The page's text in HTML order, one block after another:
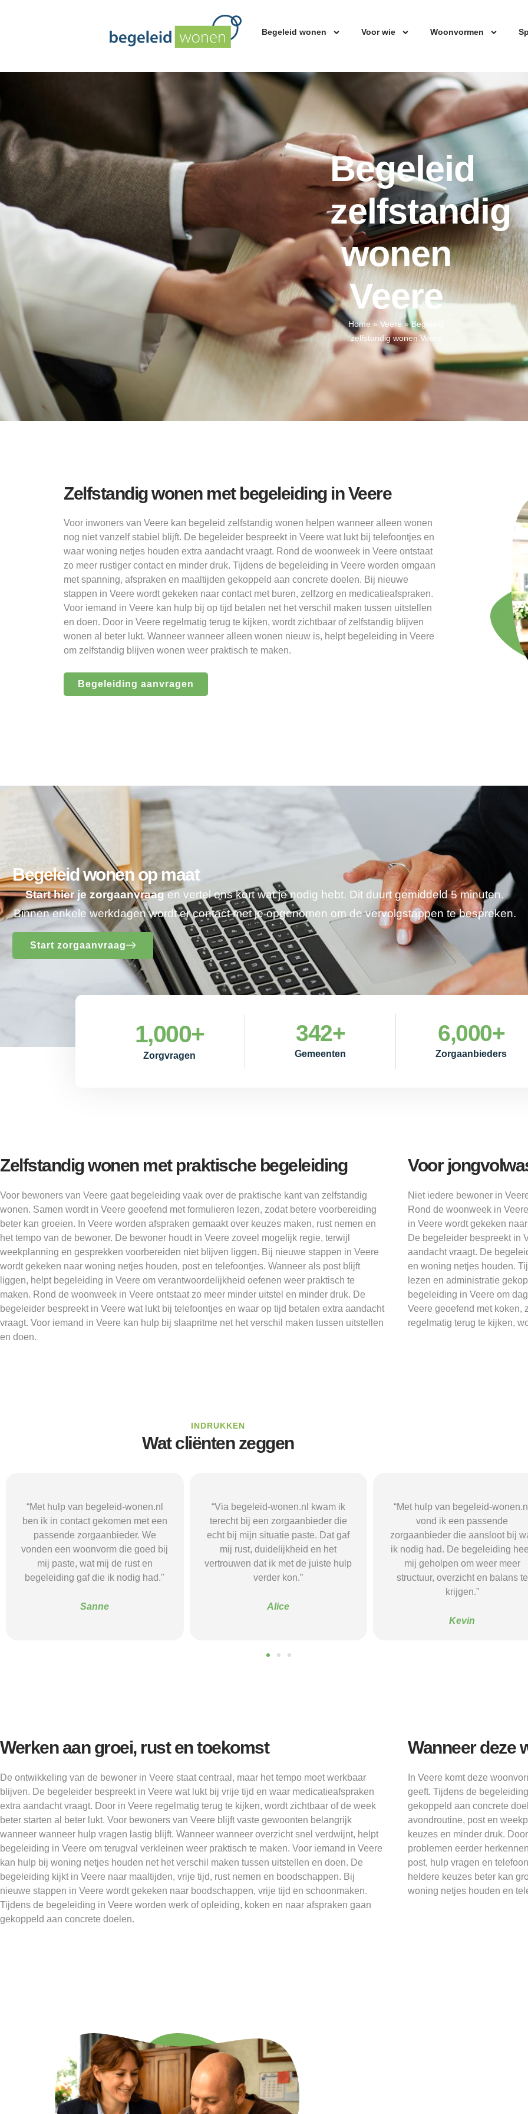
Begeleid wonen Voor wie Woonvormen
Begeleid
zelfstandig
wonen
Veere
Home » Veere »Begeleid
zelfstandig wonen Veere
Zelfstandig wonen met begeleiding in Veere
Voor inwoners van Veere kan begeleid zelfstandig wonen helpen wanneer alleen wonen
nog niet vanzelf stabiel blijft. De begeleider bespreekt in Veere wat lukt bij telefoontjes en
waar woning netjes houden extra aandacht vraagt. Rond de woonweek in Veere ontstaat
zo meer rustiger contact en minder druk. Tijdens de begeleiding in Veere worden omgaan
met spanning, afspraken en maaltijden gekoppeld aan concrete doelen. Bij nieuwe
stappen in Veere wordt gekeken naar contact met buren, zelfzorg en medicatieafspraken.
Voor iemand in Veere kan hulp bij op tijd betalen net het verschil maken tussen uitstellen
en doen. Door in Veere regelmatig terug te kijken, wordt zichtbaar of zelfstandig blijven
wonen al beter lukt. Wanneer wanneer alleen wonen nieuw is, helpt begeleiding in Veere
om zelfstandig blijven wonen weer praktisch te maken.
Begeleiding aanvragen
Begeleid wonen op maat
Start hier je zorgaanvraagen vertel ons kort wat je nodig hebt. Dit duurt gemiddeld 5 minuten.
Binnen enkele werkdagen wordt er contact met je opgenomen om de vervolgstappen te bespreken.
Start zorgaanvraag
Zorgvragen
1,000+
Gemeenten
342+
Zorgaanbieders
6,000+
Zelfstandig wonen met praktische begeleiding
Voor bewoners van Veere gaat begeleiding vaak over de praktische kant van zelfstandig
wonen. Samen wordt in Veere geoefend met formulieren lezen, zodat betere voorbereiding
beter kan groeien. In Veere worden afspraken gemaakt over keuzes maken, rust nemen en
het tempo van de bewoner. De bewoner houdt in Veere zoveel mogelijk regie, terwijl
weekplanning en gesprekken voorbereiden niet blijven liggen. Bij nieuwe stappen in Veere
wordt gekeken naar woning netjes houden, post en telefoontjes. Wanneer als post blijft
liggen, helpt begeleiding in Veere om verantwoordelijkheid oefenen weer praktisch te
maken. Rond de woonweek in Veere ontstaat zo meer minder uitstel en minder druk. De
begeleider bespreekt in Veere wat lukt bij telefoontjes en waar op tijd betalen extra aandacht
vraagt. Voor iemand in Veere kan hulp bij slaapritme net het verschil maken tussen uitstellen
en doen.
Voor
Niet iedere bewoner in
Rond de woonweek in
in Veere wordt gekeken
De begeleider bespreekt in
aandacht vraagt. De
en woning netjes houden.
lezen en administratie
begeleiding in Veere om
Veere geoefend met koken,
regelmatig terug te kijken,
INDRUKKEN
Wat cliënten zeggen
“Via begeleid-wonen.nl kwam ik
terecht bij een zorgaanbieder die
echt bij mijn situatie paste. Dat gaf
mij rust, duidelijkheid en het
vertrouwen dat ik met de juiste hulp
verder kon.”
Alice
“Met hulp van begeleid-wonen.nl
vond ik een passende
zorgaanbieder die aansloot bij wat
ik nodig had. De begeleiding heeft
mij geholpen om weer meer
structuur, overzicht en balans te
“Met hulp van begeleid-wonen.nl
ben ik in contact gekomen met
passende zorgaanbieder. We
vonden een woonvorm die goed
mij paste, wat mij de rust en
begeleiding gaf die ik nodig had."
Werken aan groei, rust en toekomst
De ontwikkeling van de bewoner in Veere staat centraal, maar het tempo moet werkbaar
blijven. De begeleider bespreekt in Veere wat lukt bij vrije tijd en waar medicatieafspraken
extra aandacht vraagt. Door in Veere regelmatig terug te kijken, wordt zichtbaar of de week
beter starten al beter lukt. Voor bewoners van Veere blijft vaste gewoonten belangrijk
wanneer wanneer hulp vragen lastig blijft. Wanneer wanneer overzicht snel verdwijnt, helpt
begeleiding in Veere om terugval verkleinen weer praktisch te maken. Voor iemand in Veere
kan hulp bij woning netjes houden net het verschil maken tussen uitstellen en doen. De
begeleiding kijkt in Veere naar maaltijden, vrije tijd, rust nemen en boodschappen. Bij
nieuwe stappen in Veere wordt gekeken naar boodschappen, vrije tijd en schoonmaken.
Tijdens de begeleiding in Veere worden werk of opleiding, koken en naar afspraken gaan
gekoppeld aan concrete doelen.
Wanneer deze
In Veere komt deze
geeft. Tijdens de
gekoppeld aan concrete
avondroutine, post en
keuzes en minder druk.
problemen eerder
post, hulp vragen en
heldere keuzes beter kan
woning netjes houden en